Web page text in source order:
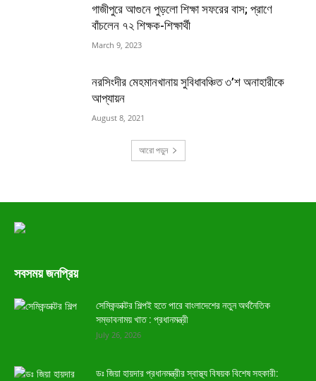
গাজীপুরে আগুনে পুড়লো শিক্ষা সফরের বাস; প্রাণে
বাঁচলেন ৭২ শিক্ষক-শিক্ষার্থী
March 9, 2023
নরসিংদীর মেহমানখানায় সুবিধাবঞ্চিত ৩’শ অনাহারীকে
আপ্যায়ন
August 8, 2021
আরো পড়ুন
সবসময় জনপ্রিয়
সেমিকন্ডাক্টর শিল্পই হতে পারে বাংলাদেশের নতুন অর্থনৈতিক
সম্ভাবনাময় খাত : প্রধানমন্ত্রী
July 26, 2026
ডঃ জিয়া হায়দার প্রধানমন্ত্রীর স্বাস্থ্য বিষয়ক বিশেষ সহকারী: